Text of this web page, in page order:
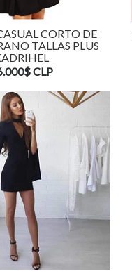
CORTO DE
TALLAS PLUS
CLP